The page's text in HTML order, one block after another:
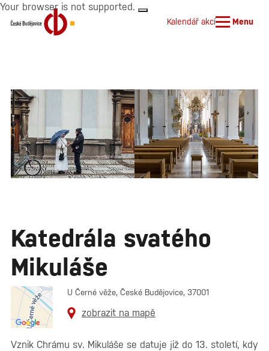
Your browser is not supported.
Kalendář akcí Menu
Katedrála svatého
Mikuláše
U Černé věže, České Budějovice, 37001
zobrazit na mapě
Vznik Chrámu sv. Mikuláše se datuje již do 13. století, kdy